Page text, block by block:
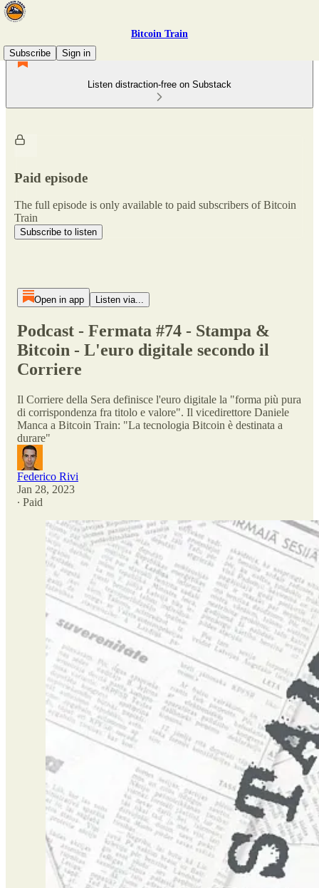
Bitcoin Train
Subscribe
Sign in
Listen distraction-free on Substack
Paid episode
The full episode is only available to paid subscribers of Bitcoin
Train
Subscribe to listen
Open in app Listen via...
Podcast - Fermata #74 - Stampa &
Bitcoin - L'euro digitale secondo il
Corriere
Il Corriere della Sera definisce l'euro digitale la "forma più pura
di corrispondenza fra titolo e valore". Il vicedirettore Daniele
Manca a Bitcoin Train: "La tecnologia Bitcoin è destinata a
durare"
Federico Rivi
Jan 28, 2023
∙ Paid